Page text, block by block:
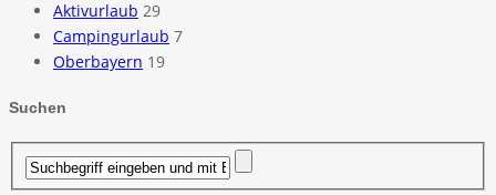
Aktivurlaub 29
Campingurlaub 7
Oberbayern 19
Suchen